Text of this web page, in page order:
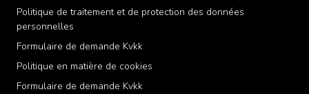
Politique de traitement et de protection des données
personnelles
Formulaire de demande Kvkk
Politique en matière de cookies
Formulaire de demande Kvkk